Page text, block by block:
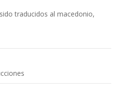
traducidos al macedonio,